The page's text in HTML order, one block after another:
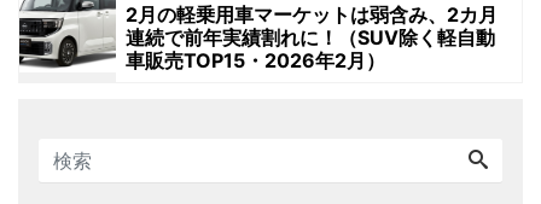
2月の軽乗用車マーケットは弱含み、2カ月
連続で前年実績割れに！（SUV除く軽自動
車販売TOP15・2026年2月）